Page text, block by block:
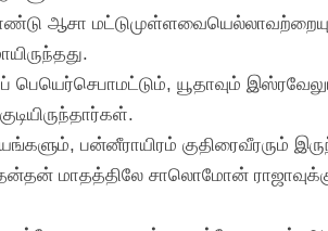
ஆசா
யூதாவும்
பன்னீராயிரம் குதிரைவீரரும்
மாதத்திலே சாலொமோன்